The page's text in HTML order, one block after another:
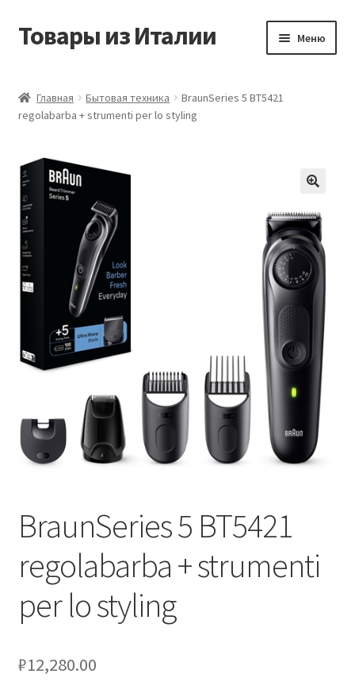
Перейти
Перейти
Товары из Италии Меню
Виды доставки
Контакты
Корзина
Магазин
Мой аккаунт
Оставить отзыв
Оформление заказа
Сотрудничество
Главная Бытовая техника
BraunSeries 5 BT5421
regolabarba + strumenti per lo styling
BraunSeries 5 BT5421
regolabarba + strumenti
per lo styling
₽12,280.00